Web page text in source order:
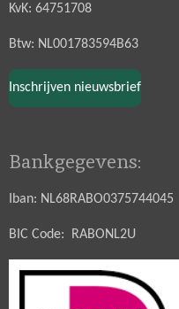
KvK: 64751708
Btw: NL001783594B63
Inschrijven nieuwsbrief
Bankgegevens:
Iban: NL68RABO0375744045
BIC Code: RABONL2U